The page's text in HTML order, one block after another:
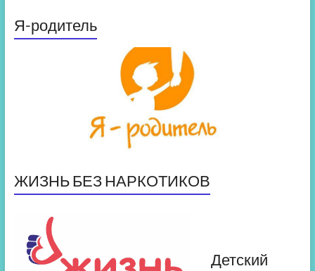
Я-родитель
ЖИЗНЬ БЕЗ НАРКОТИКОВ
Детский